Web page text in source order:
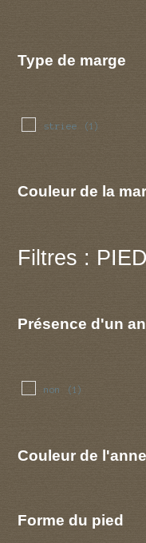
Type de marge
striee (1)
Couleur de la
Filtres : PIED
Présence d'un
non (1)
Couleur de
Forme du pied